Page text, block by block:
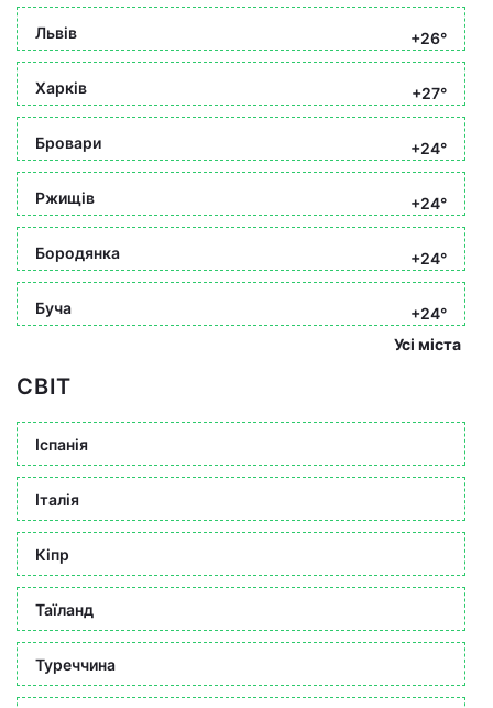
Львів +26°
Харків +27°
Бровари +24°
Ржищів +24°
Бородянка +24°
Буча
+24°
Усі міста
СВІТ
Іспанія
Італія
Кіпр
Таїланд
Туреччина